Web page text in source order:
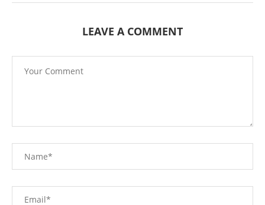
LEAVE A COMMENT